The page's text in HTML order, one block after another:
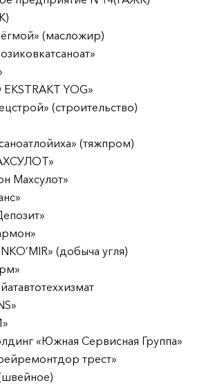
(масложир)
YOG»
(строительство)
(тяжпром)
Махсулот»
(добыча угля)
«Южная Сервисная Группа»
трест»